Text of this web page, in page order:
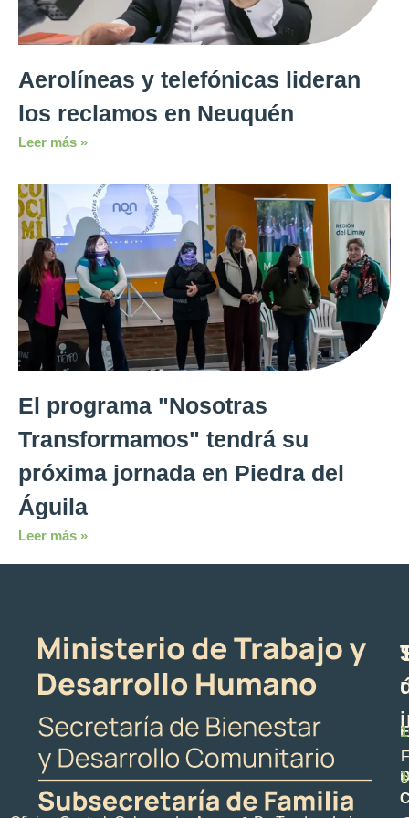
Aerolíneas y telefónicas lideran
los reclamos en Neuquén
Leer más »
El programa "Nosotras
Transformamos" tendrá su
próxima jornada en Piedra del
Águila
Leer más »